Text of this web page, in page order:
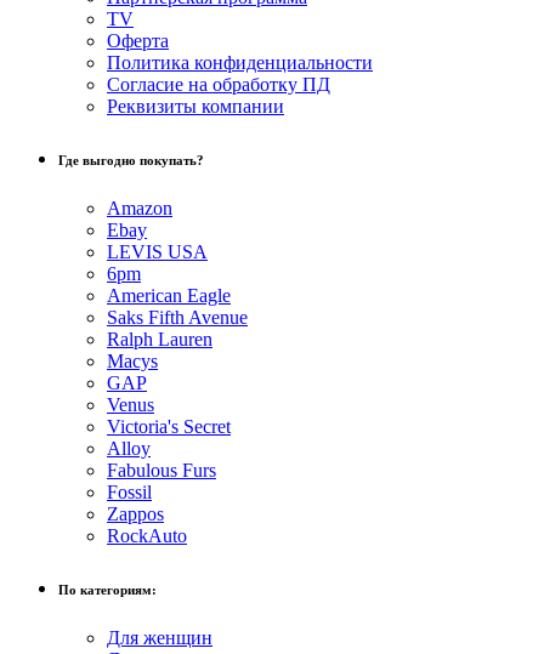
TV
Оферта
Политика конфиденциальности
Согласие на обработку ПД
Реквизиты компании
Где выгодно покупать?
Amazon
Ebay
LEVIS USA
6pm
American Eagle
Saks Fifth Avenue
Ralph Lauren
Macys
GAP
Venus
Victoria's Secret
Alloy
Fabulous Furs
Fossil
Zappos
RockAuto
По категориям:
Для женщин